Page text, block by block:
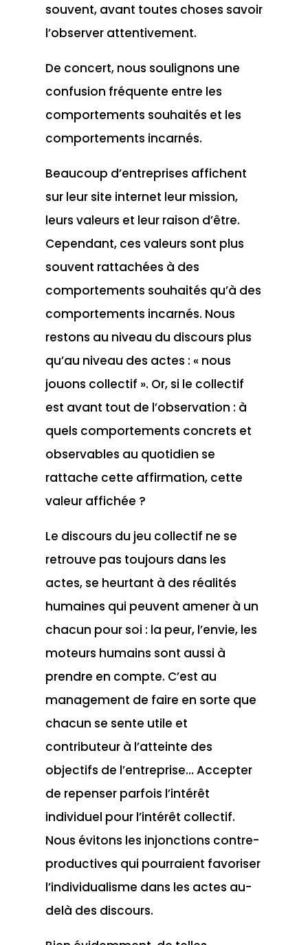
souvent, avant toutes choses savoir
l’observer attentivement.
De concert, nous soulignons une
confusion fréquente entre les
comportements souhaités et les
comportements incarnés.
Beaucoup d’entreprises affichent
sur leur site internet leur mission,
leurs valeurs et leur raison d’être.
Cependant, ces valeurs sont plus
souvent rattachées à des
comportements souhaités qu’à des
comportements incarnés. Nous
restons au niveau du discours plus
qu’au niveau des actes : « nous
jouons collectif ». Or, si le collectif
est avant tout de l’observation : à
quels comportements concrets et
observables au quotidien se
rattache cette affirmation, cette
valeur affichée ?
Le discours du jeu collectif ne se
retrouve pas toujours dans les
actes, se heurtant à des réalités
humaines qui peuvent amener à un
chacun pour soi : la peur, l’envie, les
moteurs humains sont aussi à
prendre en compte. C’est au
management de faire en sorte que
chacun se sente utile et
contributeur à l’atteinte des
objectifs de l’entreprise… Accepter
de repenser parfois l’intérêt
individuel pour l’intérêt collectif.
Nous évitons les injonctions contre-
productives qui pourraient favoriser
l’individualisme dans les actes au-
delà des discours.